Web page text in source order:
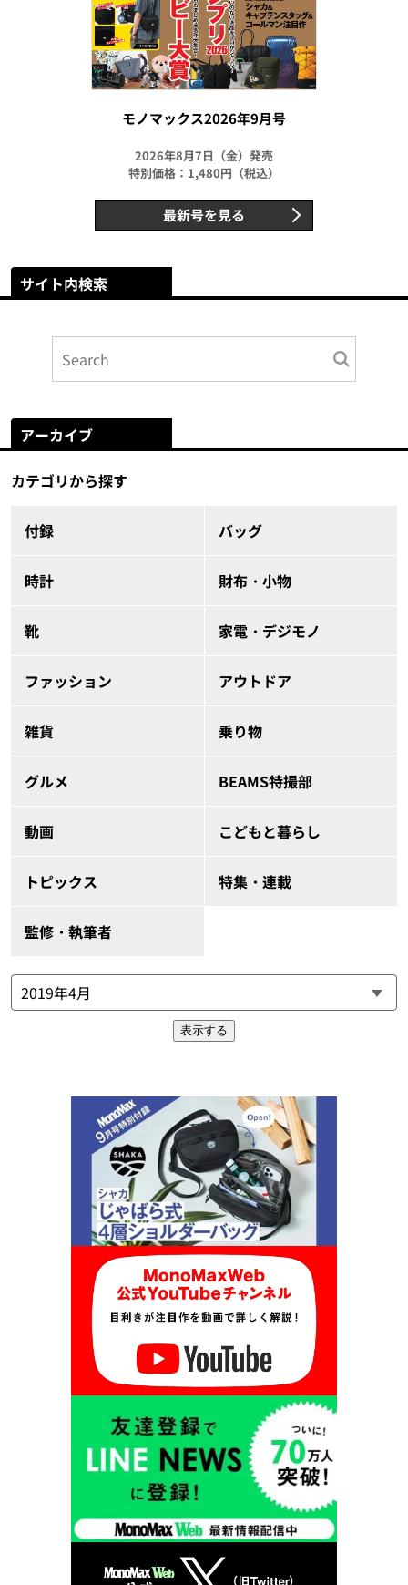
モノマックス2026年9月号
2026年8月7日（金）発売
特別価格：1,480円（税込）
最新号を見る
サイト内検索
アーカイブ
カテゴリから探す
付録 バッグ
時計 財布・小物
靴 家電・デジモノ
ファッション アウトドア
雑貨 乗り物
グルメ BEAMS特撮部
動画 こどもと暮らし
トピックス 特集・連載
監修・執筆者
表示する